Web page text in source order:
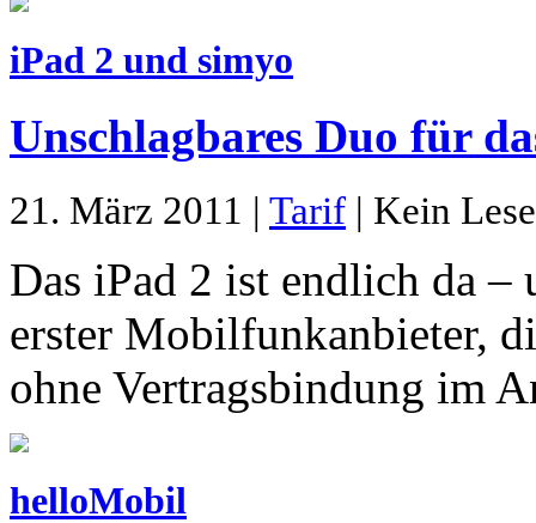
iPad 2 und simyo
Unschlagbares Duo für
21. März 2011 | Tarif | Kein
Das iPad 2 ist endlich da –
erster Mobilfunkanbieter,
ohne Vertragsbindung im
helloMobil